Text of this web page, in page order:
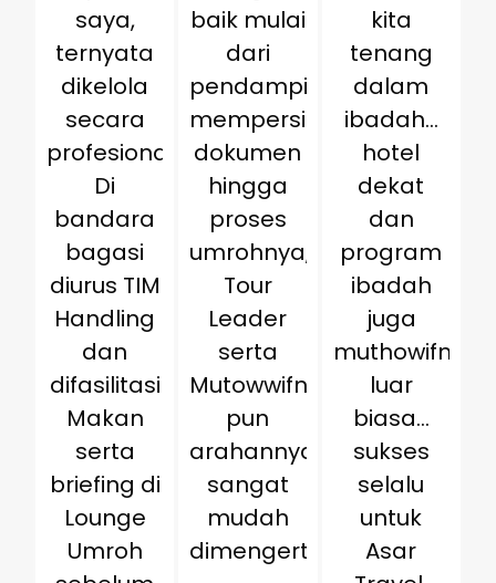
saya,
ternyata
dikelola
secara
profesional.
Di
bandara
bagasi
diurus TIM
Handling
dan
difasilitasi
Makan
serta
briefing di
Lounge
Umroh
baik mulai
dari
pendampingan
mempersiapkan
dokumen
hingga
proses
umrohnya,
Tour
Leader
serta
Mutowwifnya
pun
arahannya
sangat
mudah
dimengerti.
kita
tenang
dalam
ibadah…
hotel
dekat
dan
program
ibadah
juga
muthowifnya
luar
biasa…
sukses
selalu
untuk
Asar